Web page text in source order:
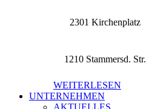
2301 Kirchenplatz
1210 Stammersd. Str.
WEITERLESEN
UNTERNEHMEN
AKTUELLES